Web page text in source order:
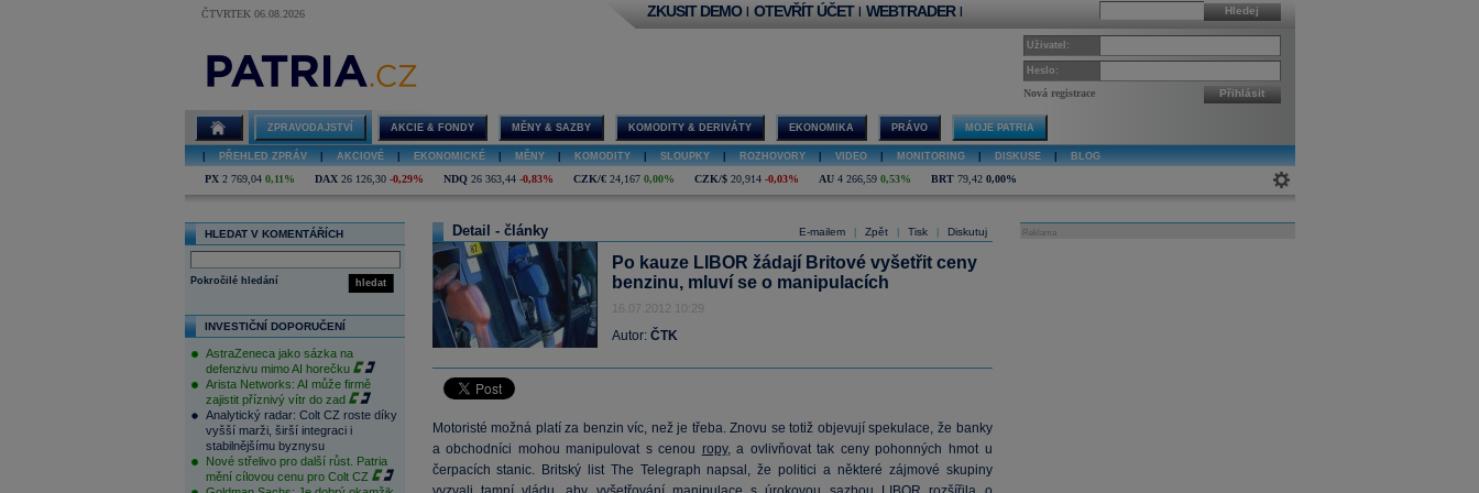
ČTVRTEK 06.08.2026 Hledej
ZKUSIT DEMO | OTEVŘÍT ÚČET | WEBTRADER |
Uživatel:
Heslo:
Nová registrace Přihlásit
ZPRAVODAJSTVÍ AKCIE & FONDY MĚNY & SAZBY KOMODITY & DERIVÁTY EKONOMIKA PRÁVO MOJE PATRIA
PŘEHLED ZPRÁV AKCIOVÉ EKONOMICKÉ MĚNY KOMODITY SLOUPKY ROZHOVORY VIDEO MONITORING DISKUSE BLOG
PX 2 769,04 0,11% DAX 26 126,30 -0,29% NDQ 26 363,44 -0,83% CZK/€ 24,167 0,00% CZK/$ 20,914 -0,03% AU 4 266,59 0,53% BRT 79,42 0,00%
HLEDAT V KOMENTÁŘÍCH
hledat
Pokročilé hledání
INVESTIČNÍ DOPORUČENÍ
AstraZeneca jako sázka na
defenzivu mimo AI horečku
Arista Networks: AI může firmě
zajistit příznivý vítr do zad
Analytický radar: Colt CZ roste díky
vyšší marži, širší integraci i
stabilnějšímu byznysu
Nové střelivo pro další růst. Patria
mění cílovou cenu pro Colt CZ
E-mailem Zpět Tisk Diskutuj
Detail - články
Po kauze LIBOR žádají Britové vyšetřit ceny
benzinu, mluví se o manipulacích
16.07.2012 10:29
Autor: ČTK
Motoristé možná platí za benzin víc, než je třeba. Znovu se totiž objevují spekulace, že banky
a obchodníci mohou manipulovat s cenou ropy, a ovlivňovat tak ceny pohonných hmot u
čerpacích stanic. Britský list The Telegraph napsal, že politici a některé zájmové skupiny
Reklama